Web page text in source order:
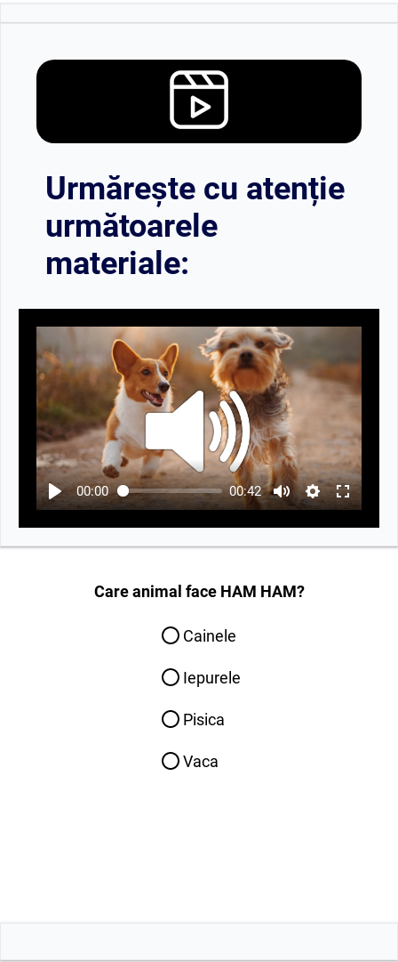
Urmărește cu atenție
următoarele
materiale:
00:00 00:42
Care animal face HAM HAM?
Cainele
Iepurele
Pisica
Vaca